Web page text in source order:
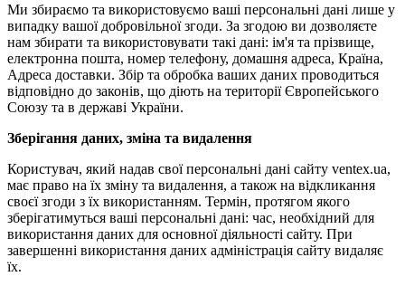
Ми збираємо та використовуємо ваші персональні дані лише у
випадку вашої добровільної згоди. За згодою ви дозволяєте
нам збирати та використовувати такі дані: ім'я та прізвище,
електронна пошта, номер телефону, домашня адреса, Країна,
Адреса доставки. Збір та обробка ваших даних проводиться
відповідно до законів, що діють на території Європейського
Союзу та в державі України.
Зберігання даних, зміна та видалення
Користувач, який надав свої персональні дані сайту ventex.ua,
має право на їх зміну та видалення, а також на відкликання
своєї згоди з їх використанням. Термін, протягом якого
зберігатимуться ваші персональні дані: час, необхідний для
використання даних для основної діяльності сайту. При
завершенні використання даних адміністрація сайту видаляє
їх.